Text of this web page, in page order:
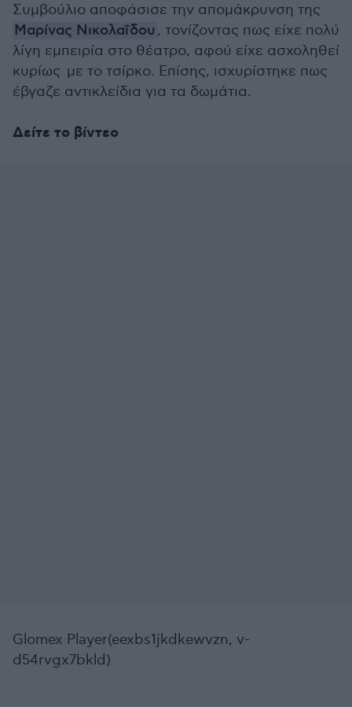
Συμβούλιο αποφάσισε την απομάκρυνση της
Μαρίνας Νικολαΐδου , τονίζοντας πως είχε πολύ
λίγη εμπειρία στο θέατρο, αφού είχε ασχοληθεί
κυρίως με το τσίρκο. Επίσης, ισχυρίστηκε πως
έβγαζε αντικλείδια για τα δωμάτια.
Δείτε το βίντεο
Glomex Player(eexbs1jkdkewvzn, v-
d54rvgx7bkld)